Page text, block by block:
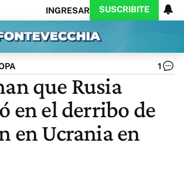
INGRESAR SUSCRIBITE
Ahora
Opinión
Protagonistas
Arte
Educación
Deportes
Exitoina
Turismo
Córdoba
Reperfilar
1
que Rusia
en el derribo de
en Ucrania en